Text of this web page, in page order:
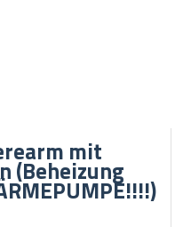
mit
(Beheizung